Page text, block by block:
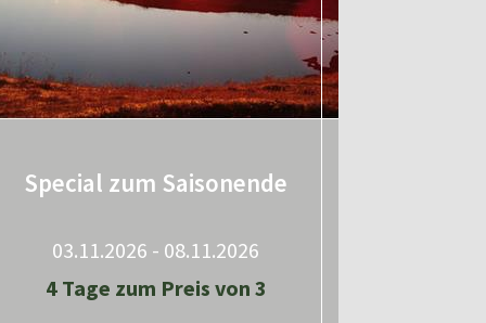
Special zum Saisonende
03.11.2026 - 08.11.2026
4 Tage zum Preis von 3